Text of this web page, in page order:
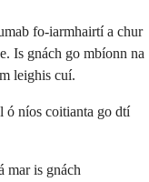
fo-iarmhairtí a chur
Is gnách go mbíonn na
leighis cuí.
ó níos coitianta go dtí
mar is gnách